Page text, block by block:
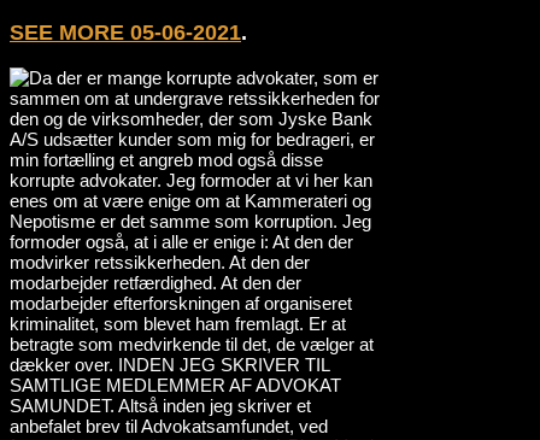
SEE MORE 05-06-2021.